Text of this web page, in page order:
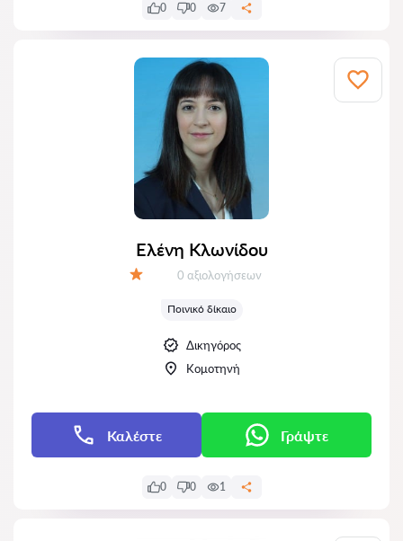
0 0 7
Ελένη Κλωνίδου
Αξιολογήσεις:
0 αξιολογήσεων
Ποινικό δίκαιο
Δικηγόρος
Κομοτηνή
Καλέστε Γράψτε
0 0 1